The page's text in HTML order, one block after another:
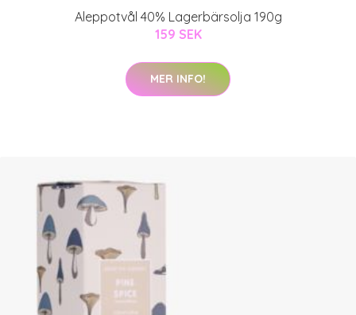
Aleppotvål 40% Lagerbärsolja 190g
159 SEK
MER INFO!